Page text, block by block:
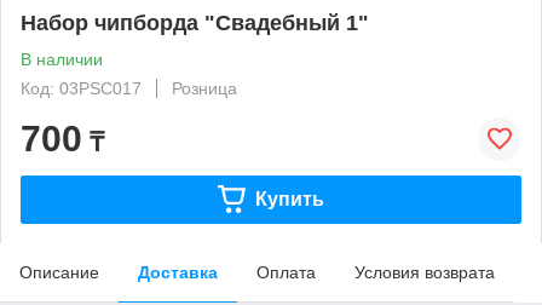
Набор чипборда "Свадебный 1"
В наличии
Код: 03PSC017
Розница
700 ₸
Купить
Описание Доставка Оплата Условия возврата